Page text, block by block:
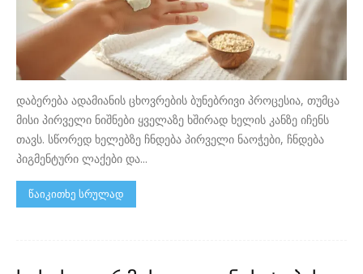
დაბერება ადამიანის ცხოვრების ბუნებრივი პროცესია, თუმცა
მისი პირველი ნიშნები ყველაზე ხშირად ხელის კანზე იჩენს
თავს. სწორედ ხელებზე ჩნდება პირველი ნაოჭები, ჩნდება
პიგმენტური ლაქები და...
წაიკითხე სრულად